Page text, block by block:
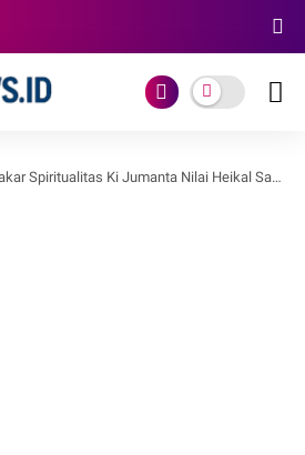
Spiritualitas Ki Jumanta Nilai Heikal Safar Pahami Makna Ilahi dalam Kepemimpinan